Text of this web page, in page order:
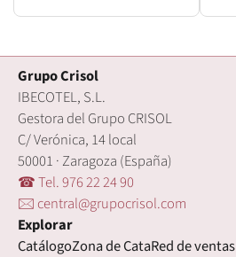
Grupo Crisol
IBECOTEL, S.L.
Gestora del Grupo CRISOL
C/ Verónica, 14 local
50001 · Zaragoza (España)
☎ Tel. 976 22 24 90
🖂 central@grupocrisol.com
Explorar
CatálogoZona de CataRed de ventas